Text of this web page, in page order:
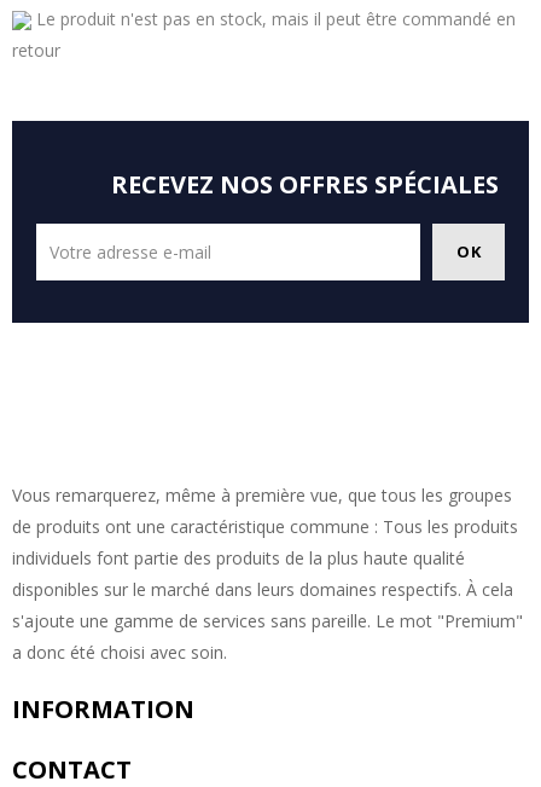
Le produit n'est pas en stock, mais il peut être commandé en
retour
RECEVEZ NOS OFFRES SPÉCIALES
Vous remarquerez, même à première vue, que tous les groupes
de produits ont une caractéristique commune : Tous les produits
individuels font partie des produits de la plus haute qualité
disponibles sur le marché dans leurs domaines respectifs. À cela
s'ajoute une gamme de services sans pareille. Le mot "Premium"
a donc été choisi avec soin.
INFORMATION
CONTACT